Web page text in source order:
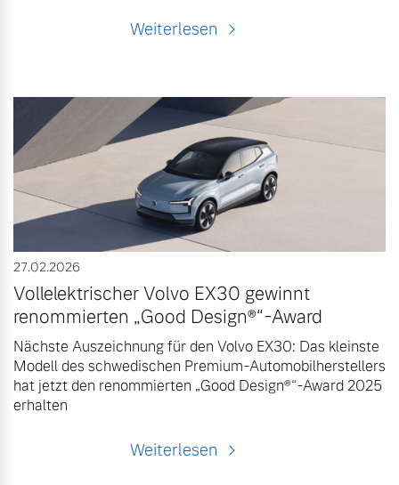
Weiterlesen
27.02.2026
Vollelektrischer Volvo EX30 gewinnt
renommierten „Good Design®“-Award
Nächste Auszeichnung für den Volvo EX30: Das kleinste
Modell des schwedischen Premium-Automobilherstellers
hat jetzt den renommierten „Good Design®“-Award 2025
erhalten
Weiterlesen